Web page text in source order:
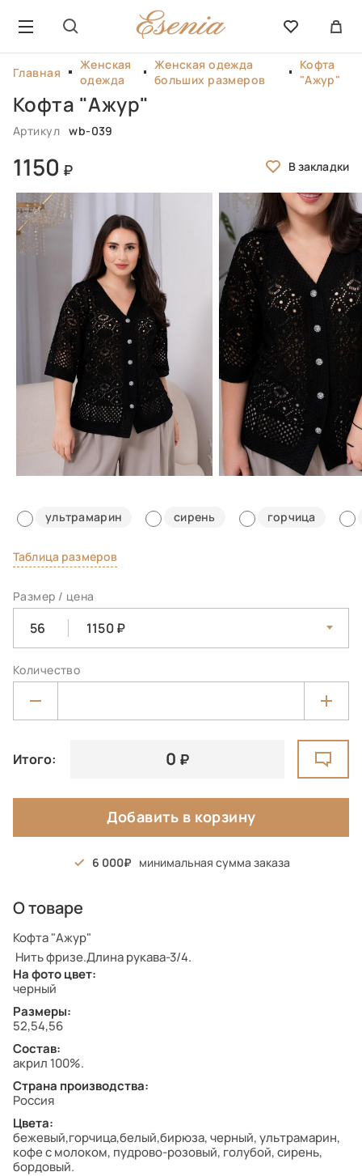
Главная
Женская
одежда
Женская одежда
больших размеров
Кофта
"Ажур"
Кофта "Ажур"
Артикул wb-039
1150
ультрамарин сирень горчица
Таблица размеров
Размер / цена
56 1150
Количество
Итого: 0
Добавить в корзину
6 000 минимальная сумма заказа
О товаре
Кофта "Ажур"
Нить фризе.Длина рукава-3/4.
На фото цвет:
черный
Размеры:
52,54,56
Состав:
акрил 100%.
Страна производства:
Россия
Цвета:
бежевый,горчица,белый,бирюза, черный, ультрамарин,
кофе с молоком, пудрово-розовый, голубой, сирень,
бордовый.